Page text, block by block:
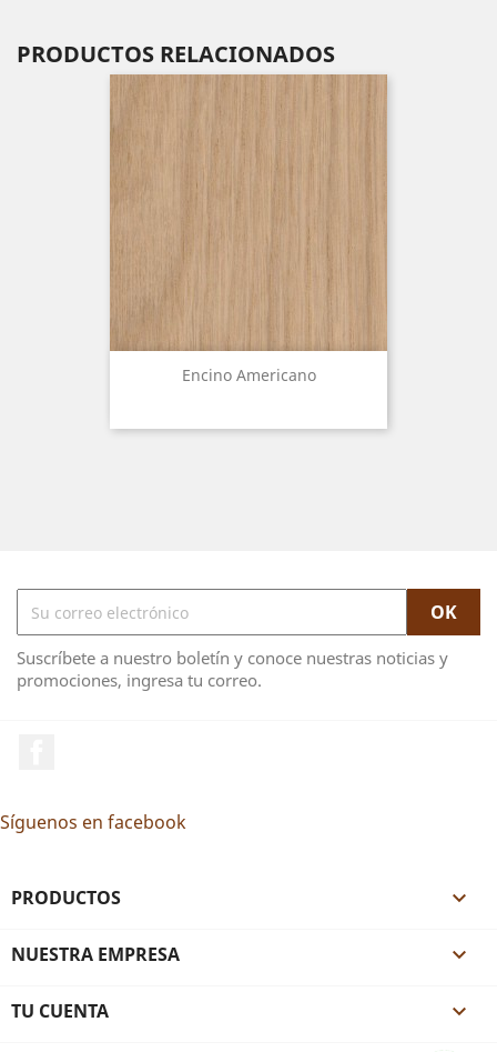
PRODUCTOS RELACIONADOS
Encino Americano
Suscríbete a nuestro boletín y conoce nuestras noticias y
promociones, ingresa tu correo.
Síguenos en facebook
PRODUCTOS 
NUESTRA EMPRESA 
TU CUENTA 